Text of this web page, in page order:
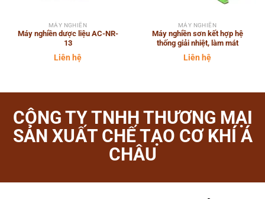
MÁY NGHIỀN
Máy nghiền dược liệu AC-NR-
13
Liên hệ
MÁY NGHIỀN
Máy nghiền sơn kết hợp hệ
thống giải nhiệt, làm mát
Liên hệ
CÔNG TY TNHH THƯƠNG MẠI
SẢN XUẤT CHẾ TẠO CƠ KHÍ Á
CHÂU